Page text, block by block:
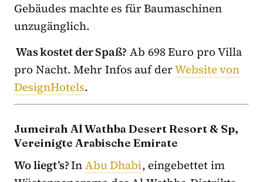
Gebäudes machte es für Baumaschinen
unzugänglich.
Was kostet der Spaß? Ab 698 Euro pro Villa
pro Nacht. Mehr Infos auf derWebsite von
DesignHotels.
Jumeirah Al Wathba Desert Resort & Sp,
Vereinigte Arabische Emirate
Wo liegt’s?InAbu Dhabi, eingebettet im